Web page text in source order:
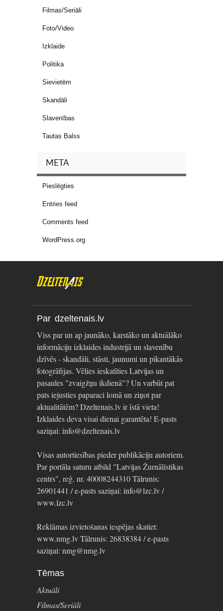
Filmas/Seriāli
Foto/Video
Izklaide
Politika
Sievietēm
Skandāli
Slavenības
Tautas Balss
META
Pieslēgties
Entries feed
Comments feed
WordPress.org
Par dzeltenais.lv
Viss par un ap jaunāko, karstāko un aktuālāko
informāciju izklaides industrijā un slavenību
dzīvēs - skandāli, stāsti, jaunumi un pikantākās
fotogrāfijas. Vēlies ieskatīties Latvijas un
pasaules "zvaigžņu ikdienā"? Un varbūt pat
pats iejusties paparaci lomā un ziņot par
aktualitātēm? Dzeltenais.lv ir īstā vieta!
Izklaides deva visai dienai garantēta! E-pasts
saziņai: info@dzeltenais.lv
Visas autortiesības pieder publikāciju autoriem.
Par portāla saturu atbild "Latvijas Žurnālistikas
centrs", reģ. nr. 40008244310 Tālrunis:
26901441 / e-pasts saziņai: info@lzc.lv /
www.lzc.lv
Reklāmas izvietošanas iespējas skatiet:
www.nmg.lv Tālrunis: 26838384 / e-pasts
saziņai: nmg@nmg.lv
Tēmas
Aktuāli
Filmas/Seriāli